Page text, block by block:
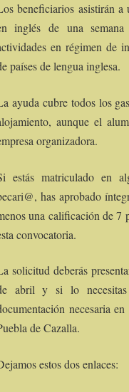
beneficiarios asistirán
inglés de una
en régimen de
países de lengua inglesa.
ayuda cubre todos los
aunque el
organizadora.
estás matriculado en
has aprobado
una calificación de 7
convocatoria.
solicitud deberás
abril y si lo necesitas
necesaria
de Cazalla.
estos dos enlaces: